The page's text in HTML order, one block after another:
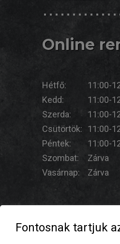
Online
Hétfő:
11:00-
Kedd:
11:00-
Szerda:
11:00-
Csütörtök:
11:00-
Péntek:
11:00-
Szombat:
Zárva
Vasárnap:
Zárva
Fontosnak tartjuk